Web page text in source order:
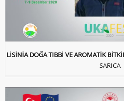
LİSİNİA DOĞA TIBBİ VE AROMATİK
SARICA